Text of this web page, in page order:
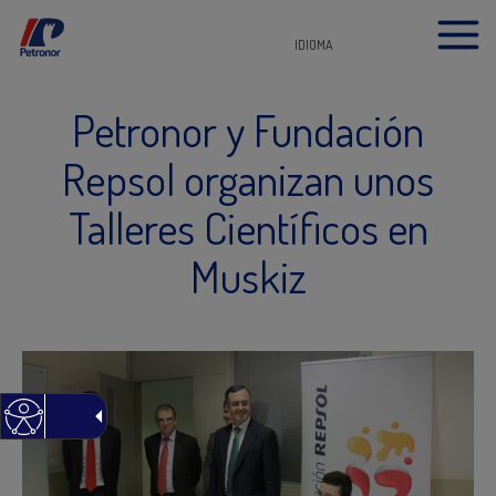
IDIOMA
Petronor y Fundación
Repsol organizan unos
Talleres Científicos en
Muskiz